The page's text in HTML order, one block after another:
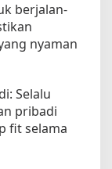
berjalan-
nyaman
Selalu
pribadi
fit selama